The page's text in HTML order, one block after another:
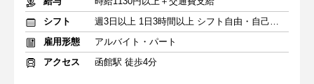
シフト
週3日以上 1日3時間以上 シフト自由・自己申告
雇用形態
アルバイト・パート
アクセス
函館駅 徒歩4分